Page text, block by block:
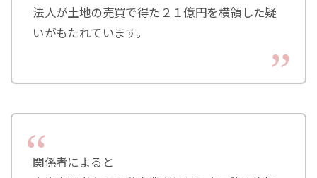
法人が土地の売買で得た２１億円を横領した疑
いがもたれています。
関係者によると